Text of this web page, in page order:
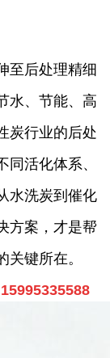
至后处理精细
水、节能、高
炭行业的后处
活化体系、
水洗炭到催化
方案，才是帮
键所在。